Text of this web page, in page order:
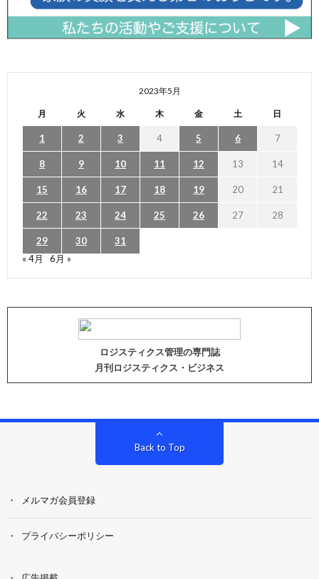
2023年5月
月 火 水 木 金 土 日
1 2 3 4 5 6 7
8 9 10 11 12 13 14
15 16 17 18 19 20 21
22 23 24 25 26 27 28
29 30
31
« 4月
6月 »
ロジスティクス管理の専門誌
月刊ロジスティクス・ビジネス
Back to Top
メルマガ会員登録
プライバシーポリシー